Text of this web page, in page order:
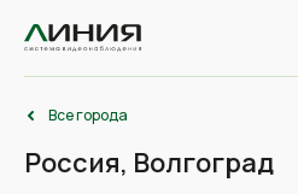
Все города
Россия, Волгоград